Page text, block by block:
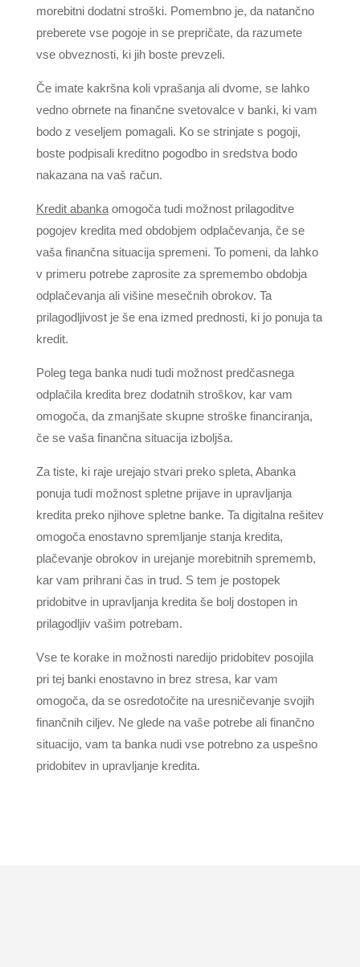
morebitni dodatni stroški. Pomembno je, da natančno
preberete vse pogoje in se prepričate, da razumete
vse obveznosti, ki jih boste prevzeli.
Če imate kakršna koli vprašanja ali dvome, se lahko
vedno obrnete na finančne svetovalce v banki, ki vam
bodo z veseljem pomagali. Ko se strinjate s pogoji,
boste podpisali kreditno pogodbo in sredstva bodo
nakazana na vaš račun.
Kredit abankaomogoča tudi možnost prilagoditve
pogojev kredita med obdobjem odplačevanja, če se
vaša finančna situacija spremeni. To pomeni, da lahko
v primeru potrebe zaprosite za spremembo obdobja
odplačevanja ali višine mesečnih obrokov. Ta
prilagodljivost je še ena izmed prednosti, ki jo ponuja ta
kredit.
Poleg tega banka nudi tudi možnost predčasnega
odplačila kredita brez dodatnih stroškov, kar vam
omogoča, da zmanjšate skupne stroške financiranja,
če se vaša finančna situacija izboljša.
Za tiste, ki raje urejajo stvari preko spleta, Abanka
ponuja tudi možnost spletne prijave in upravljanja
kredita preko njihove spletne banke. Ta digitalna rešitev
omogoča enostavno spremljanje stanja kredita,
plačevanje obrokov in urejanje morebitnih sprememb,
kar vam prihrani čas in trud. S tem je postopek
pridobitve in upravljanja kredita še bolj dostopen in
prilagodljiv vašim potrebam.
Vse te korake in možnosti naredijo pridobitev posojila
pri tej banki enostavno in brez stresa, kar vam
omogoča, da se osredotočite na uresničevanje svojih
finančnih ciljev. Ne glede na vaše potrebe ali finančno
situacijo, vam ta banka nudi vse potrebno za uspešno
pridobitev in upravljanje kredita.